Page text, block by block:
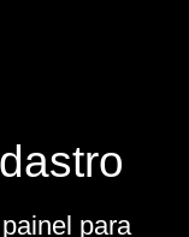
para